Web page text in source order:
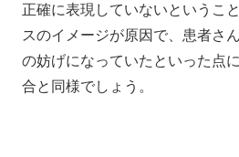
正確に表現していないというこ
スのイメージが原因で、患者さ
の妨げになっていたといった点
合と同様でしょう。